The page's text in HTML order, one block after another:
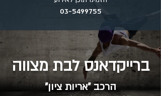
03-5499755
ברייקדאנס לבת מצווה
הרכב "אריות ציון"